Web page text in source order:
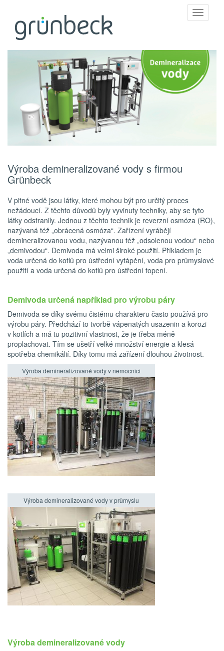
Toggle
Výroba demineralizované vody s firmou
Grünbeck
V pitné vodě jsou látky, které mohou být pro určitý proces
nežádoucí. Z těchto důvodů byly vyvinuty techniky, aby se tyto
látky odstranily. Jednou z těchto technik je reverzní osmóza (RO),
nazývaná též „obrácená osmóza“. Zařízení vyrábějí
demineralizovanou vodu, nazývanou též „odsolenou vodou“ nebo
„demivodou“. Demivoda má velmi široké použití. Příkladem je
voda určená do kotlů pro ústřední vytápění, voda pro průmyslové
použití a voda určená do kotlů pro ústřední topení.
Demivoda určená například pro výrobu páry
Demivoda se díky svému čistému charakteru často používá pro
výrobu páry. Předchází to tvorbě vápenatých usazenin a korozi
v kotlích a má tu pozitivní vlastnost, že je třeba méně
proplachovat. Tím se ušetří velké množství energie a klesá
spotřeba chemikálií. Díky tomu má zařízení dlouhou životnost.
Výroba demineralizované vody v nemocnici
Výroba demineralizované vody v průmyslu
Výroba demineralizované vody